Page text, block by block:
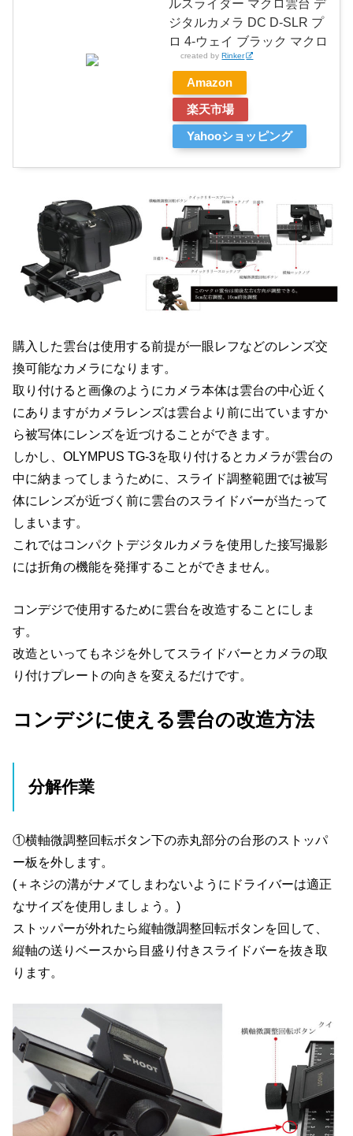
ルスライダー マクロ雲台 デ
ジタルカメラ DC D-SLR プ
ロ 4-ウェイ ブラック マクロ
created byRinker
Amazon
楽天市場
Yahooショッピング
購入した雲台は使用する前提が一眼レフなどのレンズ交
換可能なカメラになります。
取り付けると画像のようにカメラ本体は雲台の中心近く
にありますがカメラレンズは雲台より前に出ていますか
ら被写体にレンズを近づけることができます。
しかし、OLYMPUS TG-3を取り付けるとカメラが雲台の
中に納まってしまうために、スライド調整範囲では被写
体にレンズが近づく前に雲台のスライドバーが当たって
しまいます。
これではコンパクトデジタルカメラを使用した接写撮影
には折角の機能を発揮することができません。
コンデジで使用するために雲台を改造することにしま
す。
改造といってもネジを外してスライドバーとカメラの取
り付けプレートの向きを変えるだけです。
コンデジに使える雲台の改造方法
分解作業
①横軸微調整回転ボタン下の赤丸部分の台形のストッパ
ー板を外します。
(＋ネジの溝がナメてしまわないようにドライバーは適正
なサイズを使用しましょう。)
ストッパーが外れたら縦軸微調整回転ボタンを回して、
縦軸の送りベースから目盛り付きスライドバーを抜き取
ります。